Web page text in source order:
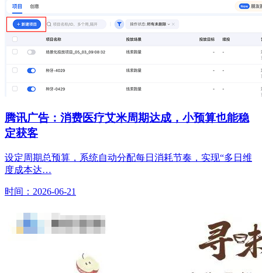
腾讯广告：消费医疗艾米周期达成，小预算也能稳
定获客
设定周期总预算，系统自动分配每日消耗节奏，实现“多日维
度成本达…
时间：2026-06-21